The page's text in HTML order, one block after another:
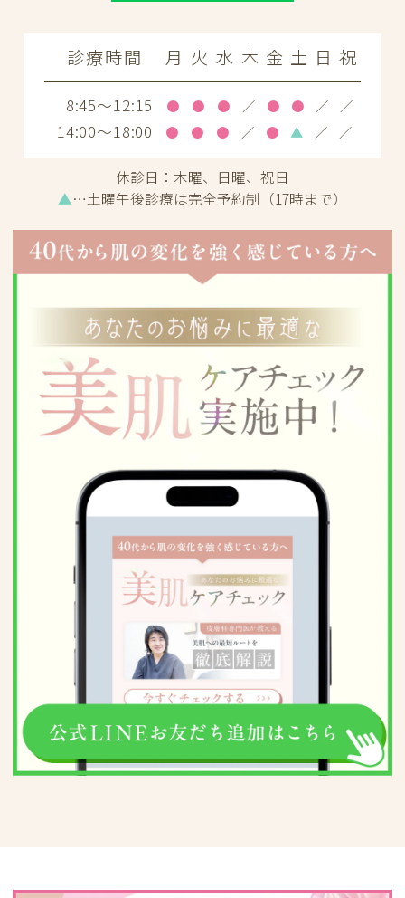
診療時間 月 火 水 木 金 土 日 祝
8:45～12:15 ● ● ● ／ ● ● ／ ／
14:00～18:00 ● ● ● ／ ● ▲ ／ ／
休診日： 木曜、日曜、祝日
▲…土曜午後診療は完全予約制（17時まで）